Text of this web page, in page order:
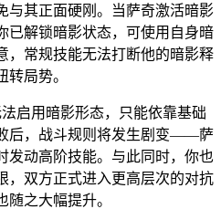
与其正面硬刚。当萨奇激活暗影
已解锁暗影状态，可使用自身暗
，常规技能无法打断他的暗影释
局势。
启用暗影形态，只能依靠基础
后，战斗规则将发生剧变——萨
发动高阶技能。与此同时，你也
，双方正式进入更高层次的对抗
随之大幅提升。